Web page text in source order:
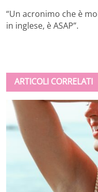
“Un acronimo che è
in inglese, è ASAP”.
ARTICOLI CORRELATI